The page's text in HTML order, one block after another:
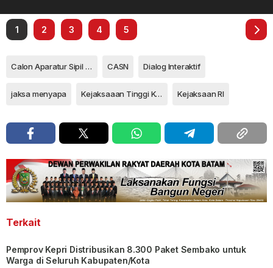
1 2 3 4 5
Calon Aparatur Sipil Negara CASN Dialog Interaktif
jaksa menyapa Kejaksaaan Tinggi Kepri Kejaksaan RI
Terkait
Pemprov Kepri Distribusikan 8.300 Paket Sembako untuk
Warga di Seluruh Kabupaten/Kota